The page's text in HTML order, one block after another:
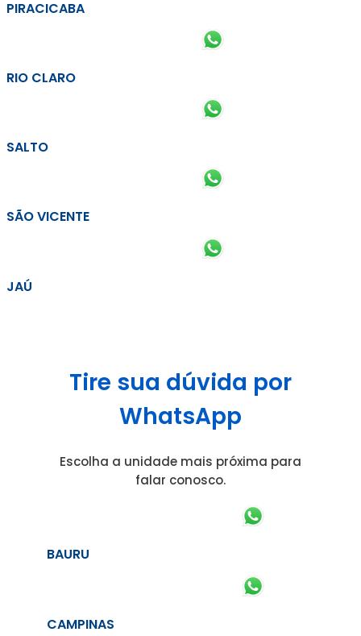
PIRACICABA
RIO CLARO
SALTO
SÃO VICENTE
JAÚ
Tire sua dúvida por
WhatsApp
Escolha a unidade mais próxima para
falar conosco.
BAURU
CAMPINAS